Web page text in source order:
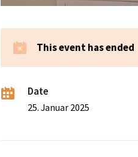
This event has ended
Date
25. Januar 2025